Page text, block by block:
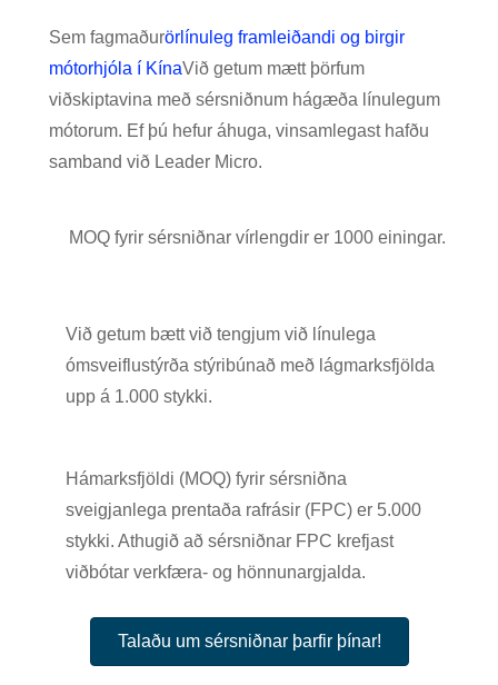
Sem fagmaðurör línuleg framleiðandi og birgir
mótorhjóla í KínaVið getum mætt þörfum
viðskiptavina með sérsniðnum hágæða línulegum
mótorum. Ef þú hefur áhuga, vinsamlegast hafðu
samband við Leader Micro.
MOQ fyrir sérsniðnar vírlengdir er 1000 einingar.
Við getum bætt við tengjum við línulega
ómsveiflustýrða stýribúnað með lágmarksfjölda
upp á 1.000 stykki.
Hámarksfjöldi (MOQ) fyrir sérsniðna
sveigjanlega prentaða rafrásir (FPC) er 5.000
stykki. Athugið að sérsniðnar FPC krefjast
viðbótar verkfæra- og hönnunargjalda.
Talaðu um sérsniðnar þarfir þínar!